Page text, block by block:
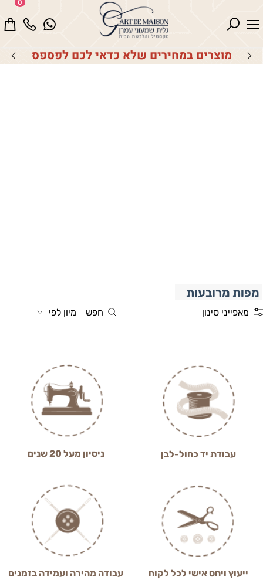
מוצרים במחירים שלא כדאי לכם לפספס
0
מפות מרובעות
מאפייני סינון חפש מיון לפי
עבודת יד כחול-לבן ניסיון מעל 20 שנים
ייעוץ ויחס אישי לכל לקוח עבודה מהירה ועמידה בזמנים